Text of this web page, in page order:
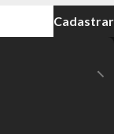
Cadastrar